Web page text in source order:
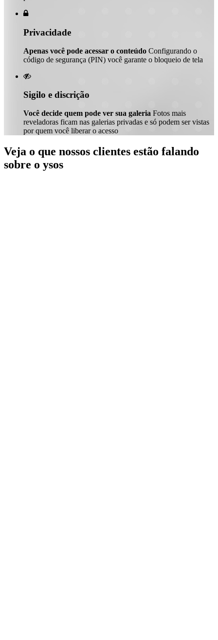

Privacidade
Apenas você pode acessar o conteúdo Configurando o
código de segurança (PIN) você garante o bloqueio de tela

Sigilo e discrição
Você decide quem pode ver sua galeria Fotos mais
reveladoras ficam nas galerias privadas e só podem ser vistas
por quem você liberar o acesso
Veja o que nossos clientes estão falando
sobre o ysos